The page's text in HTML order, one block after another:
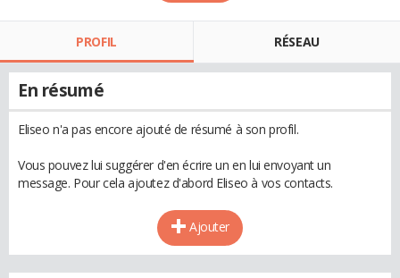
PROFIL RÉSEAU
En résumé
Eliseo n'a pas encore ajouté de résumé à son profil.
Vous pouvez lui suggérer d'en écrire un en lui envoyant un
message. Pour cela ajoutez d'abord Eliseo à vos contacts.
Ajouter